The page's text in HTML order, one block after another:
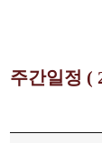
주간일정 (